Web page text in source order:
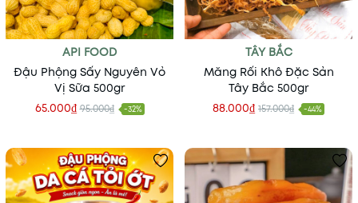
API FOOD
Đậu Phộng Sấy Nguyên Vỏ
Vị Sữa 500gr
65.000₫ 95.000₫ -32%
TÂY BẮC
Măng Rối Khô Đặc Sản
Tây Bắc 500gr
88.000₫ 157.000₫ -44%